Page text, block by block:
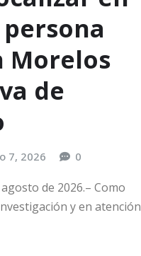
Morelos
de
7, 2026 0
de 2026.– Como
y en atención